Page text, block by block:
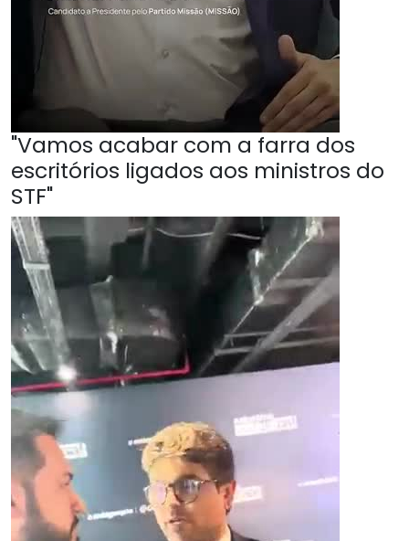
"Vamos acabar com a farra dos
escritórios ligados aos ministros do
STF"